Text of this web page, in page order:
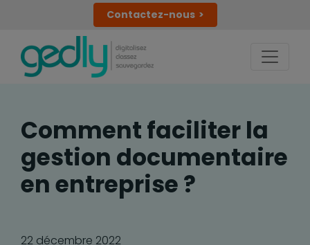
Contactez-nous
Comment faciliter la
gestion documentaire
en entreprise ?
22 décembre 2022